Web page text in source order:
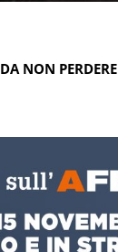
DA NON PERDERE